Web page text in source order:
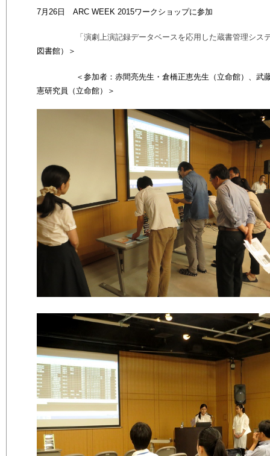
7 月26日 ARC WEEK 2015ワークショップに参加
「演劇上演記録データベースを応用した蔵書管理システ
図書館）＞
＜参加者：赤間亮先生・倉橋正恵先生（立命館）、武藤
憲研究員（立命館）＞